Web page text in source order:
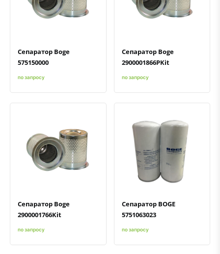
Быстрый просмотрДобавить к сравнению
Добавить в избранное
Сепаратор Boge
575150000
по запросу
Быстрый просмотрДобавить к сравнению
Добавить в избранное
Сепаратор Boge
2900001866PKit
по запросу
Быстрый просмотрДобавить к сравнению
Добавить в избранное
Сепаратор Boge
2900001766Kit
по запросу
Быстрый просмотрДобавить к сравнению
Добавить в избранное
Сепаратор BOGE
5751063023
по запросу